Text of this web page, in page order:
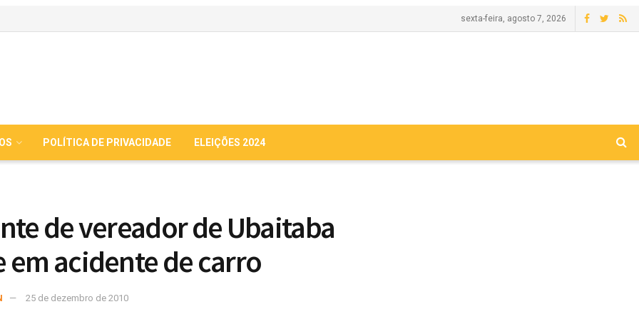
sexta-feira, agosto 7, 2026
POLÍTICA DE PRIVACIDADE ELEIÇÕES 2024
de vereador de Ubaitaba
em acidente de carro
25 de dezembro de 2010